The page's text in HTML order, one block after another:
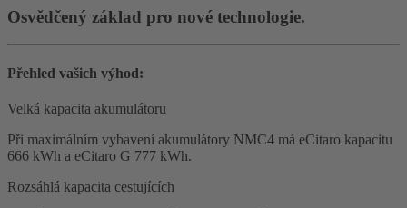
Osvědčený základ pro nové technologie.
Přehled vašich výhod:
Velká kapacita akumulátoru
Při maximálním vybavení akumulátory NMC4 má eCitaro kapacitu
666 kWh a eCitaro G 777 kWh.
Rozsáhlá kapacita cestujících